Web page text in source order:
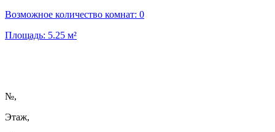
Возможное количество комнат: 0
Площадь: 5.25 м²
№,
Этаж,